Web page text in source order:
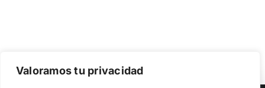
Valoramos tu privacidad